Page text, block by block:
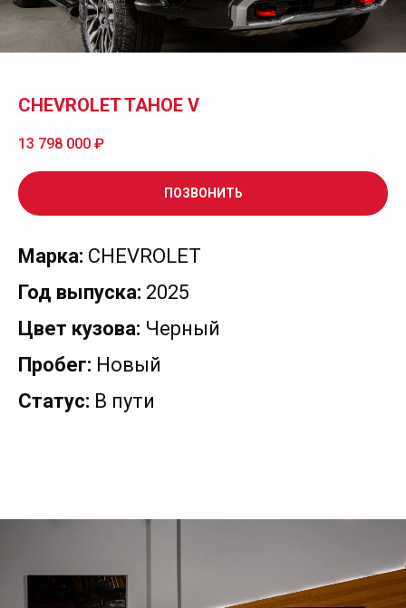
CHEVROLET TAHOE V
13 798 000 ₽
ПОЗВОНИТЬ
Марка: CHEVROLET
Год выпуска: 2025
Цвет кузова: Черный
Пробег: Новый
Статус: В пути